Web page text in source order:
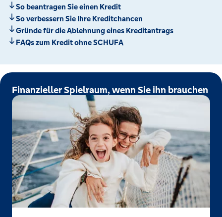
So beantragen Sie einen Kredit
So verbessern Sie Ihre Kreditchancen
Gründe für die Ablehnung eines Kreditantrags
FAQs zum Kredit ohne SCHUFA
Finanzieller Spielraum, wenn Sie ihn brauchen